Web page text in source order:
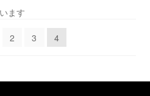
ます
2 3 4